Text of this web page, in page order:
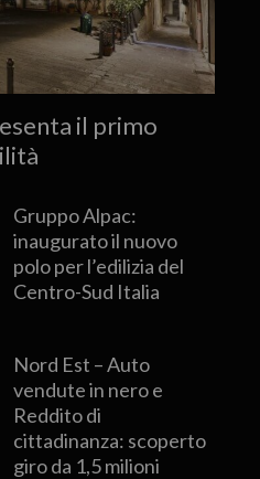
il primo
Gruppo Alpac:
inaugurato il nuovo
polo per l’edilizia del
Centro-Sud Italia
Nord Est – Auto
vendute in nero e
Reddito di
cittadinanza: scoperto
giro da 1,5 milioni